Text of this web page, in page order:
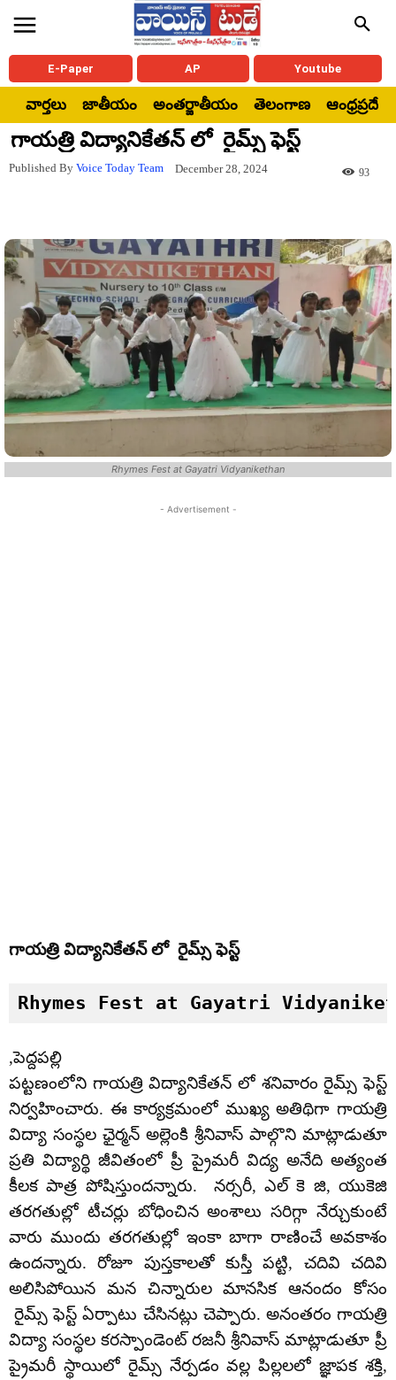
E-Paper AP Youtube
వార్తలు జాతీయం అంతర్జాతీయం తెలంగాణ ఆంధ్రప్రదేశ్
గాయత్రి విద్యానికేతన్ లో రైమ్స్ ఫెస్ట్
Published By Voice Today Team December 28, 2024 93
Rhymes Fest at Gayatri Vidyanikethan
- Advertisement -
గాయత్రి విద్యానికేతన్ లో రైమ్స్ ఫెస్ట్
Rhymes Fest at Gayatri
,పెద్దపల్లి
పట్టణంలోని గాయత్రి విద్యానికేతన్ లో శనివారం రైమ్స్ ఫెస్ట్
నిర్వహించారు. ఈ కార్యక్రమంలో ముఖ్య అతిథిగా గాయత్రి
విద్యా సంస్థల ఛైర్మన్ అల్లెంకి శ్రీనివాస్ పాల్గొని మాట్లాడుతూ
ప్రతి విద్యార్థి జీవితంలో ప్రీ ప్రైమరీ విద్య అనేది అత్యంత
కీలక పాత్ర పోషిస్తుందన్నారు. నర్సరీ, ఎల్ కె జి, యుకెజి
తరగతుల్లో టీచర్లు బోధించిన అంశాలు సరిగ్గా నేర్చుకుంటే
వారు ముందు తరగతుల్లో ఇంకా బాగా రాణించే అవకాశం
ఉందన్నారు. రోజూ పుస్తకాలతో కుస్తీ పట్టి, చదివి చదివి
అలిసిపోయిన మన చిన్నారుల మానసిక ఆనందం కోసం
రైమ్స్ ఫెస్ట్ ఏర్పాటు చేసినట్లు చెప్పారు. అనంతరం గాయత్రి
విద్యా సంస్థల కరస్పాండెంట్ రజనీ శ్రీనివాస్ మాట్లాడుతూ ప్రీ
ప్రైమరీ స్థాయిలో రైమ్స్ నేర్పడం వల్ల పిల్లలలో జ్ఞాపక శక్తి,